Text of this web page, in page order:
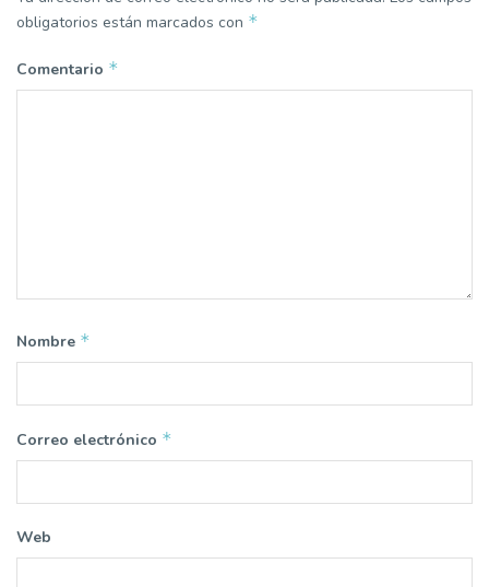
obligatorios están marcados con *
Comentario *
Nombre *
Correo electrónico *
Web